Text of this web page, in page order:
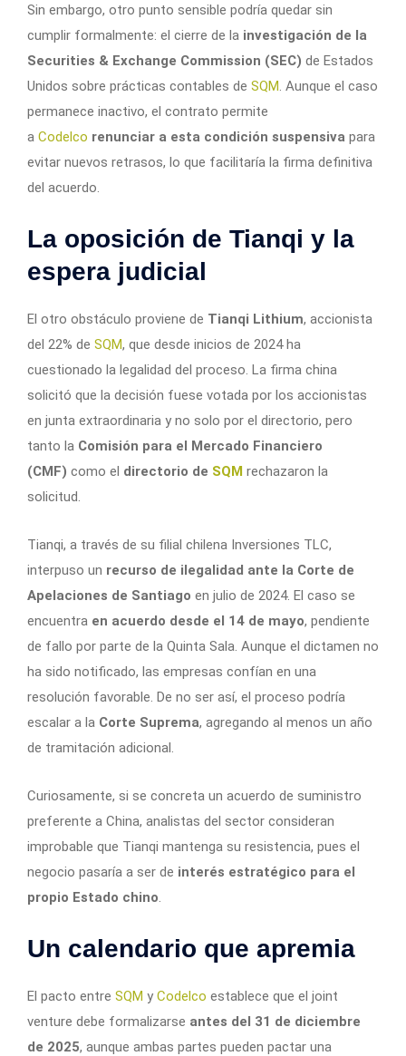
Sin embargo, otro punto sensible podría quedar sin
cumplir formalmente: el cierre de la investigación de la
Securities & Exchange Commission (SEC) de Estados
Unidos sobre prácticas contables de SQM. Aunque el caso
permanece inactivo, el contrato permite
a Codelco renunciar a esta condición suspensiva para
evitar nuevos retrasos, lo que facilitaría la firma definitiva
del acuerdo.
La oposición de Tianqi y la
espera judicial
El otro obstáculo proviene de Tianqi Lithium, accionista
del 22% de SQM, que desde inicios de 2024 ha
cuestionado la legalidad del proceso. La firma china
solicitó que la decisión fuese votada por los accionistas
en junta extraordinaria y no solo por el directorio, pero
tanto la Comisión para el Mercado Financiero
(CMF) como el directorio de SQM rechazaron la
solicitud.
Tianqi, a través de su filial chilena Inversiones TLC,
interpuso un recurso de ilegalidad ante la Corte de
Apelaciones de Santiago en julio de 2024. El caso se
encuentra en acuerdo desde el 14 de mayo, pendiente
de fallo por parte de la Quinta Sala. Aunque el dictamen no
ha sido notificado, las empresas confían en una
resolución favorable. De no ser así, el proceso podría
escalar a la Corte Suprema, agregando al menos un año
de tramitación adicional.
Curiosamente, si se concreta un acuerdo de suministro
preferente a China, analistas del sector consideran
improbable que Tianqi mantenga su resistencia, pues el
negocio pasaría a ser de interés estratégico para el
propio Estado chino.
Un calendario que apremia
El pacto entre SQM y Codelco establece que el joint
venture debe formalizarse antes del 31 de diciembre
de 2025, aunque ambas partes pueden pactar una